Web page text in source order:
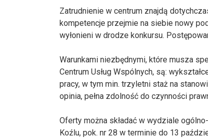
Zatrudnienie w centrum znajdą
kompetencje przejmie na siebie nowy
wyłonieni w drodze konkursu.
Warunkami niezbędnymi, które musza
Centrum Usług Wspólnych, są:
pracy, w tym min. trzyletni staż na
opinia, pełna zdolność do czynności
Oferty można składać w wydziale
Koźlu, pok. nr 28 w terminie do 13